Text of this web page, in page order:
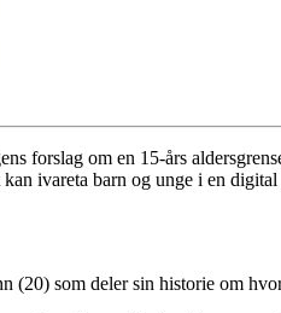
forslag om en 15-års
ivareta barn og unge i en digital
som deler sin historie om